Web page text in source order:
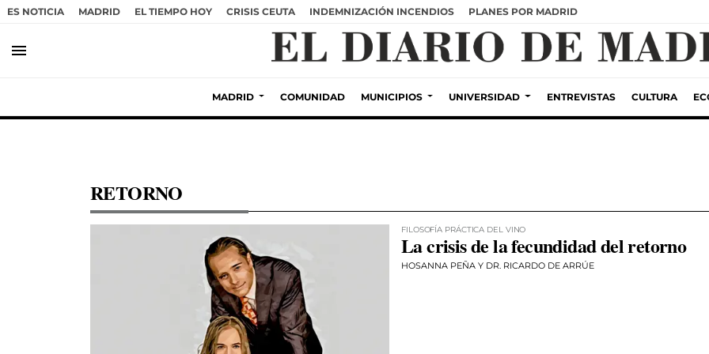
ES NOTICIA MADRID EL TIEMPO HOY CRISIS CEUTA INDEMNIZACIÓN INCENDIOS PLANES POR MADRID
menu
MADRID COMUNIDAD MUNICIPIOS UNIVERSIDAD ENTREVISTAS CULTURA
RETORNO
FILOSOFÍA PRÁCTICA DEL VINO
La crisis de la fecundidad del retorno
HOSANNA PEÑA Y DR. RICARDO DE ARRÚE